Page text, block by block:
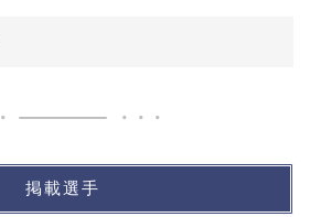
掲載選手